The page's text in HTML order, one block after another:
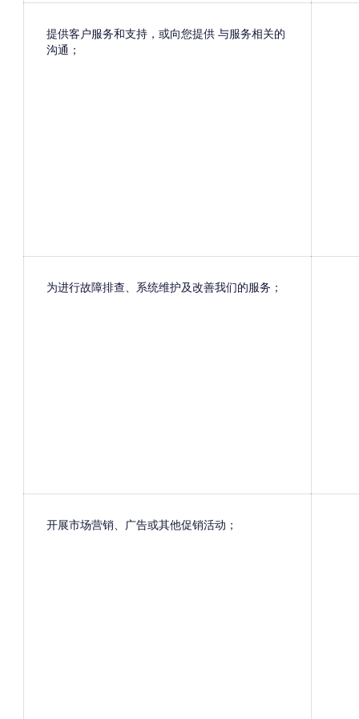
提供客户服务和支持，或向您提供 与服务相关的
沟通；
为进行故障排查、系统维护及改善我们的服务；
开展市场营销、广告或其他促销活动；